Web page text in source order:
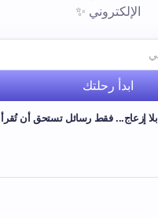
الإلكتروني ✨
ابدأ رحلتك
بلا إزعاج... فقط رسائل تستحق أن تُقرأ